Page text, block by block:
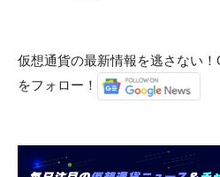
仮想通貨の最新情報を逃さない
をフォロー！